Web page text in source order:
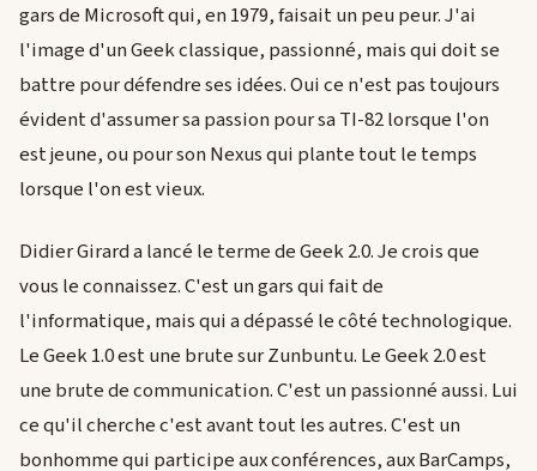
gars de Microsoft qui, en 1979, faisait un peu peur. J'ai
l'image d'un Geek classique, passionné, mais qui doit se
battre pour défendre ses idées. Oui ce n'est pas toujours
évident d'assumer sa passion pour sa TI-82 lorsque l'on
est jeune, ou pour son Nexus qui plante tout le temps
lorsque l'on est vieux.
Didier Girard a lancé le terme de Geek 2.0. Je crois que
vous le connaissez. C'est un gars qui fait de
l'informatique, mais qui a dépassé le côté technologique.
Le Geek 1.0 est une brute sur Zunbuntu. Le Geek 2.0 est
une brute de communication. C'est un passionné aussi. Lui
ce qu'il cherche c'est avant tout les autres. C'est un
bonhomme qui participe aux conférences, aux BarCamps,